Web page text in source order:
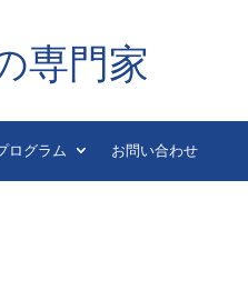
専門家
ログラム お問い合わせ